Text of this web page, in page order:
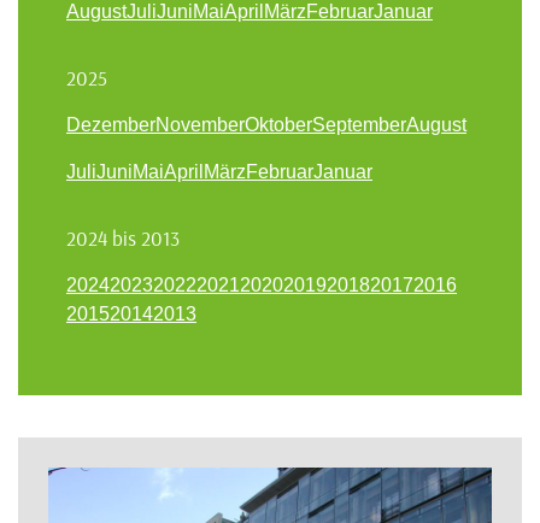
AugustJuliJuniMaiApril MärzFebruarJanuar
2025
DezemberNovemberOktoberSeptemberAugust
JuliJuniMaiApril MärzFebruarJanuar
2024 bis 2013
202420232022202120202019201820172016
201520142013